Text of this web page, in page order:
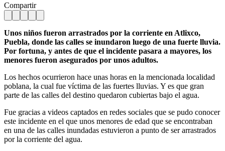
Compartir
Unos niños fueron arrastrados por la corriente en Atlixco,
Puebla, donde las calles se inundaron luego de una fuerte lluvia.
Por fortuna, y antes de que el incidente pasara a mayores, los
menores fueron asegurados por unos adultos.
Los hechos ocurrieron hace unas horas en la mencionada localidad
poblana, la cual fue víctima de las fuertes lluvias. Y es que gran
parte de las calles del destino quedaron cubiertas bajo el agua.
Fue gracias a videos captados en redes sociales que se pudo conocer
este incidente en el que unos menores de edad que se encontraban
en una de las calles inundadas estuvieron a punto de ser arrastrados
por la corriente del agua.